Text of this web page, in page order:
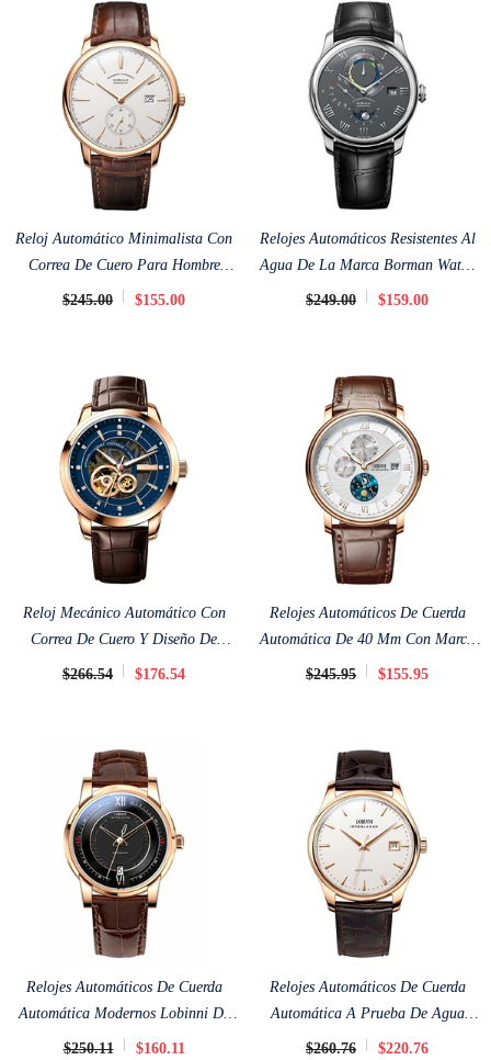
Reloj Automático Minimalista Con
Correa De Cuero Para Hombre
Borman Casual Wear De 40 Mm
$245.00 $155.00
Relojes Automáticos Resistentes Al
Agua De La Marca Borman Watch
Para Hombres De Cuero De 40 Mm
$249.00 $159.00
Reloj Mecánico Automático Con
Correa De Cuero Y Diseño De
Esqueleto De Lobinni De 42 Mm
$266.54 $176.54
Relojes Automáticos De Cuerda
Automática De 40 Mm Con Marca
Lobinni
$245.95 $155.95
Relojes Automáticos De Cuerda
Automática Modernos Lobinni De
41,5 Mm
$250.11 $160.11
Relojes Automáticos De Cuerda
Automática A Prueba De Agua
Lobinni 12026
$260.76 $220.76